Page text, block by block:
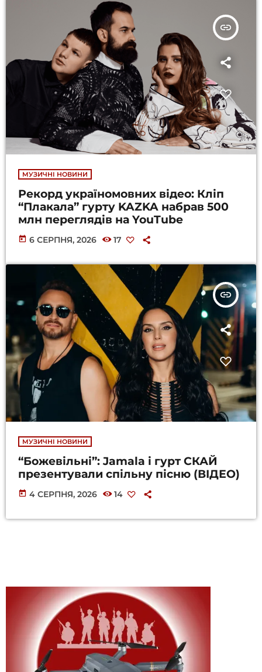
insert_link
МУЗИЧНІ НОВИНИ
Рекорд україномовних відео: Кліп
“Плакала” гурту KAZKA набрав 500
млн переглядів на YouTube
today 6 СЕРПНЯ, 2026 17
insert_link
МУЗИЧНІ НОВИНИ
“Божевільні”: Jamala і гурт СКАЙ
презентували спільну пісню (ВІДЕО)
today 4 СЕРПНЯ, 2026 14